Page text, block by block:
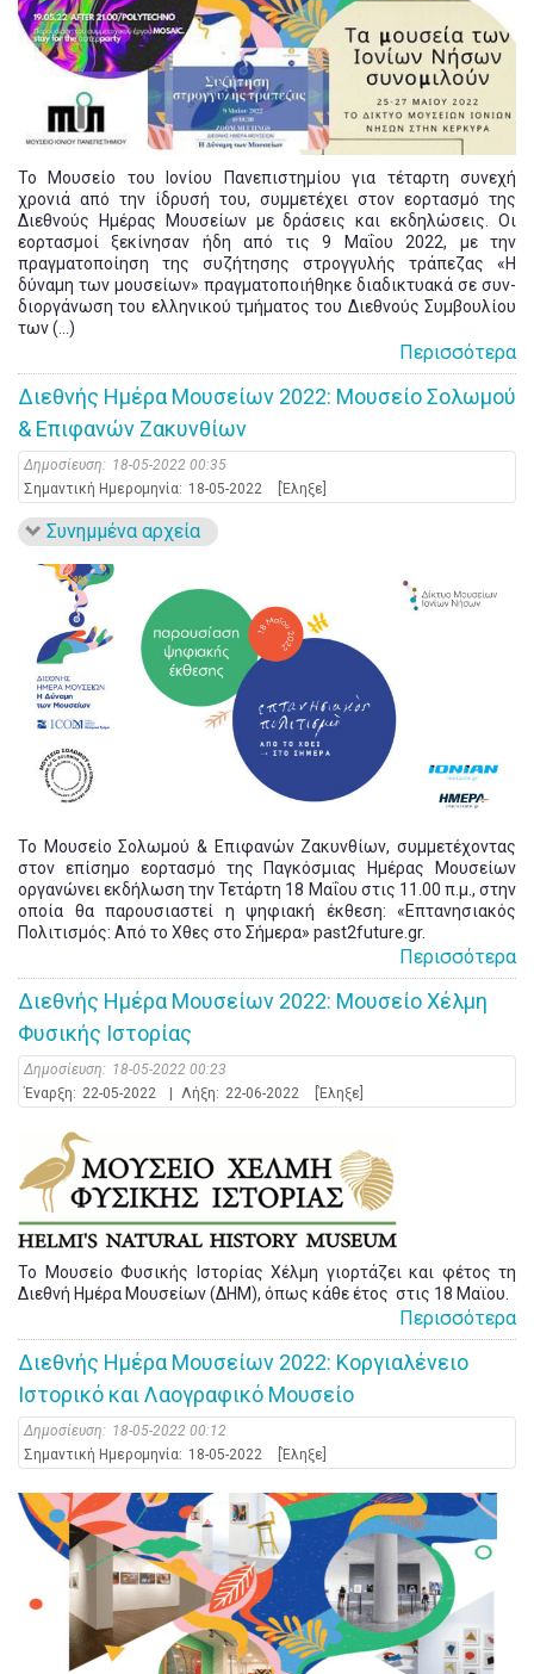
Το Μουσείο του Ιονίου Πανεπιστημίου για τέταρτη συνεχή
χρονιά από την ίδρυσή του, συμμετέχει στον εορτασμό της
Διεθνούς Ημέρας Μουσείων με δράσεις και εκδηλώσεις. Οι
εορτασμοί ξεκίνησαν ήδη από τις 9 Μαΐου 2022, με την
πραγματοποίηση της συζήτησης στρογγυλής τράπεζας «Η
δύναμη των μουσείων» πραγματοποιήθηκε διαδικτυακά σε συν-
διοργάνωση του ελληνικού τμήματος του Διεθνούς Συμβουλίου
των (...)
Περισσότερα
Διεθνής Ημέρα Μουσείων 2022: Μουσείο Σολωμού
& Επιφανών Ζακυνθίων
Δημοσίευση: 18-05-2022 00:35
Σημαντική Ημερομηνία: 18-05-2022 [Έληξε]
Συνημμένα αρχεία
Το Μουσείο Σολωμού & Επιφανών Ζακυνθίων, συμμετέχοντας
στον επίσημο εορτασμό της Παγκόσμιας Ημέρας Μουσείων
οργανώνει εκδήλωση την Τετάρτη 18 Μαΐου στις 11.00 π.μ., στην
οποία θα παρουσιαστεί η ψηφιακή έκθεση: «Επτανησιακός
Πολιτισμός: Από το Χθες στο Σήμερα» past2future.gr.
Περισσότερα
Διεθνής Ημέρα Μουσείων 2022: Μουσείο Χέλμη
Φυσικής Ιστορίας
Δημοσίευση: 18-05-2022 00:23
Έναρξη: 22-05-2022 Λήξη: 22-06-2022 [Έληξε]
Το Μουσείο Φυσικής Ιστορίας Χέλμη γιορτάζει και φέτος τη
Διεθνή Ημέρα Μουσείων (ΔΗΜ), όπως κάθε έτος στις 18 Μαϊου.
Περισσότερα
Διεθνής Ημέρα Μουσείων 2022: Κοργιαλένειο
Ιστορικό και Λαογραφικό Μουσείο
Δημοσίευση: 18-05-2022 00:12
Σημαντική Ημερομηνία: 18-05-2022 [Έληξε]